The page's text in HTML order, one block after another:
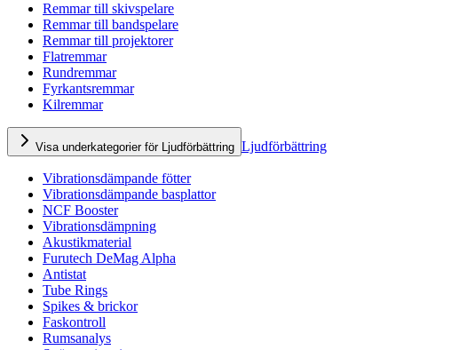
Remmar till skivspelare
Remmar till bandspelare
Remmar till projektorer
Flatremmar
Rundremmar
Fyrkantsremmar
Kilremmar
Visa underkategorier för Ljudförbättring Ljudförbättring
Vibrationsdämpande fötter
Vibrationsdämpande basplattor
NCF Booster
Vibrationsdämpning
Akustikmaterial
Furutech DeMag Alpha
Antistat
Tube Rings
Spikes & brickor
Faskontroll
Rumsanalys